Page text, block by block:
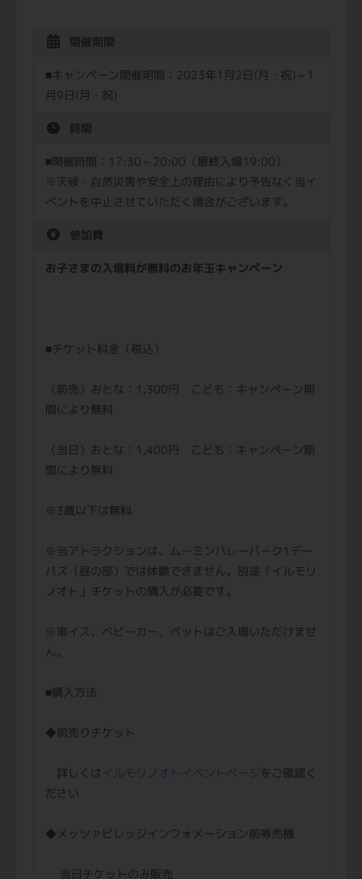
開催期間
■キャンペーン開催期間：2023年1月2日(月・祝)～1
月9日(月・祝)
時間
■開催時間：17:30～20:00（最終入場19:00）
※天候・⾃然災害や安全上の理由により予告なく当イ
ベントを中⽌させていただく場合がございます。
参加費
お子さまの入場料が無料のお年玉キャンペーン
■チケット料金（税込）
（前売）おとな：1,300円 こども：キャンペーン期
間により無料
（当日）おとな：1,400円 こども：キャンペーン期
間により無料
※3歳以下は無料
※当アトラクションは、ムーミンバレーパーク1デー
パス（昼の部）では体験できません。別途「イルモリ
ノオト」チケットの購入が必要です。
※車イス、ベビーカー、ペットはご入場いただけませ
ん。
■購入方法
◆前売りチケット
詳しくは イルモリノオトイベントページをご確認く
ださい
◆メッツァビレッジインフォメーション前券売機
当日チケットのみ販売